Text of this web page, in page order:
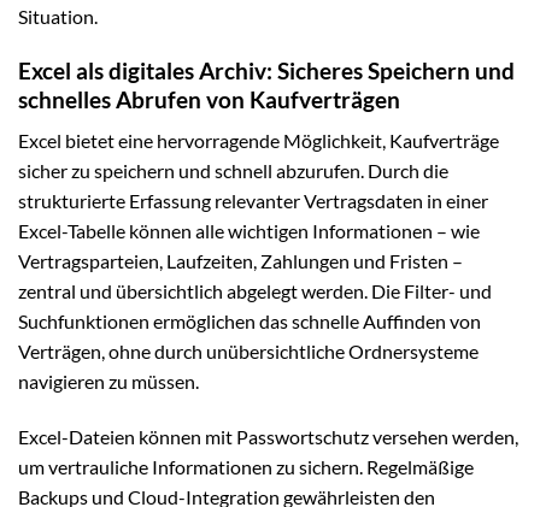
Situation.
Excel als digitales Archiv: Sicheres Speichern und
schnelles Abrufen von Kaufverträgen
Excel bietet eine hervorragende Möglichkeit, Kaufverträge
sicher zu speichern und schnell abzurufen. Durch die
strukturierte Erfassung relevanter Vertragsdaten in einer
Excel-Tabelle können alle wichtigen Informationen – wie
Vertragsparteien, Laufzeiten, Zahlungen und Fristen –
zentral und übersichtlich abgelegt werden. Die Filter- und
Suchfunktionen ermöglichen das schnelle Auffinden von
Verträgen, ohne durch unübersichtliche Ordnersysteme
navigieren zu müssen.
Excel-Dateien können mit Passwortschutz versehen werden,
um vertrauliche Informationen zu sichern. Regelmäßige
Backups und Cloud-Integration gewährleisten den